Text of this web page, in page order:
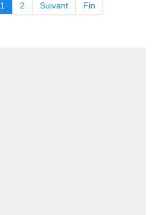
1 2 Suivant Fin